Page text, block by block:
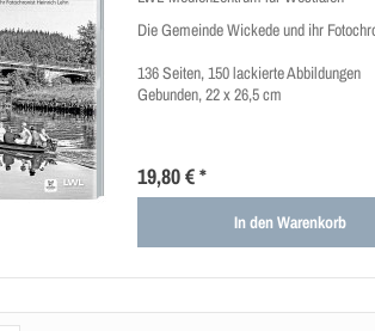
Die Gemeinde Wickede und ihr
136 Seiten, 150 lackierte Abbildungen
Gebunden, 22 x 26,5 cm
19,80 € *
In denWarenkorb